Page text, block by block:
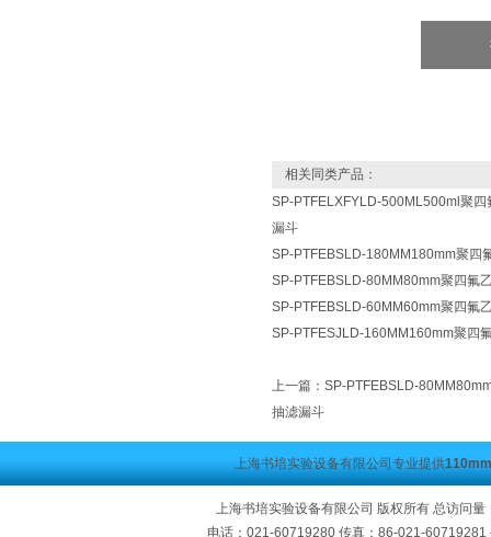
相关同类产品：
SP-PTFELXFYLD-500ML500ml聚
漏斗
SP-PTFEBSLD-180MM180mm聚四
SP-PTFEBSLD-80MM80mm聚四氟
SP-PTFEBSLD-60MM60mm聚四氟
SP-PTFESJLD-160MM160mm聚四
上一篇： SP-PTFEBSLD-
抽滤漏斗
上海书培实验设备有限公司专业提供
上海书培实验设备有限公司 版权所有 总访问量
电话：021-60719280 传真：86-021-